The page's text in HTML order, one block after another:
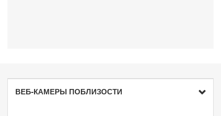
ВЕБ-КАМЕРЫ ПОБЛИЗОСТИ